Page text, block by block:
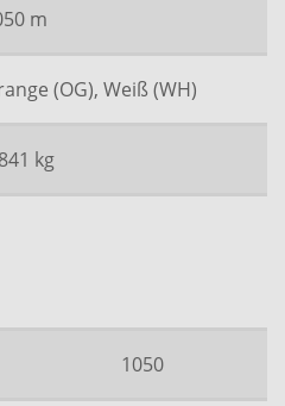
m
(OG), Weiß (WH)
kg
1050